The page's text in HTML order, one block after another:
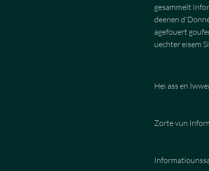
gesammelt
deenen
agefouert
uechter eisem
Hei ass en
Zorte vun